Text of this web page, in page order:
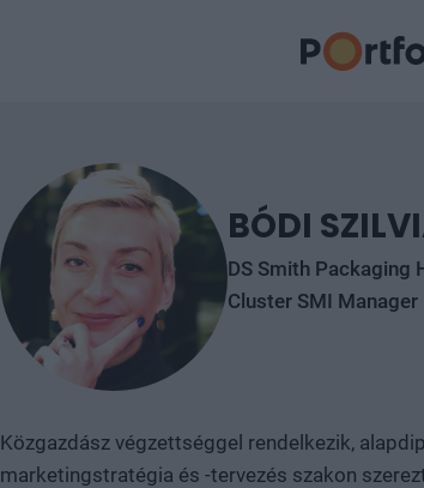
BÓDI
DS Smith Packaging
Cluster SMI Manager
Közgazdász végzettséggel rendelkezik,
marketingstratégia és -tervezés szakon